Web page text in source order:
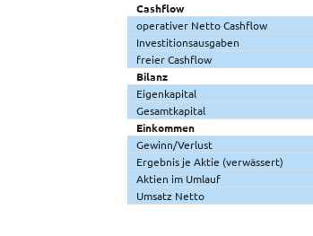
Cashflow
operativer Netto Cashflow
Investitionsausgaben
freier Cashflow
Bilanz
Eigenkapital
Gesamtkapital
Einkommen
Gewinn/Verlust
Ergebnis je Aktie (verwässert)
Aktien im Umlauf
Umsatz Netto